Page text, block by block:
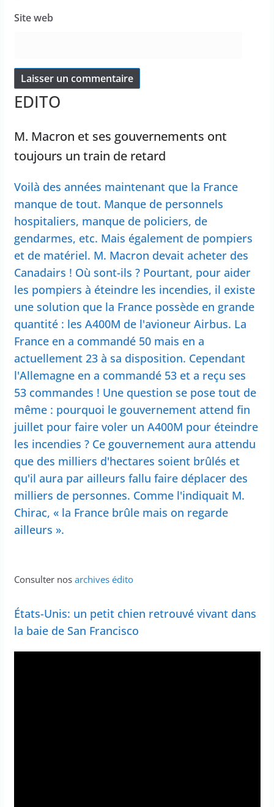
Site web
EDITO
M. Macron et ses gouvernements ont
toujours un train de retard
Voilà des années maintenant que la France
manque de tout. Manque de personnels
hospitaliers, manque de policiers, de
gendarmes, etc. Mais également de pompiers
et de matériel. M. Macron devait acheter des
Canadairs ! Où sont-ils ? Pourtant, pour aider
les pompiers à éteindre les incendies, il existe
une solution que la France possède en grande
quantité : les A400M de l'avioneur Airbus. La
France en a commandé 50 mais en a
actuellement 23 à sa disposition. Cependant
l'Allemagne en a commandé 53 et a reçu ses
53 commandes ! Une question se pose tout de
même : pourquoi le gouvernement attend fin
juillet pour faire voler un A400M pour éteindre
les incendies ? Ce gouvernement aura attendu
que des milliers d'hectares soient brûlés et
qu'il aura par ailleurs fallu faire déplacer des
milliers de personnes. Comme l'indiquait M.
Chirac, « la France brûle mais on regarde
ailleurs ».
Consulter nos archives édito
États-Unis: un petit chien retrouvé vivant dans
la baie de San Francisco